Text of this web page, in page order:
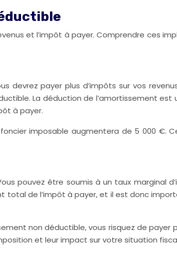
et l’impôt à payer. Comprendre ces
devrez payer plus d’impôts sur vos
La déduction de l’amortissement
à payer.
imposable augmentera de 5 000 €.
pouvez être soumis à un taux marginal
de l’impôt à payer, et il est donc
non déductible, vous risquez de payer
et leur impact sur votre situation